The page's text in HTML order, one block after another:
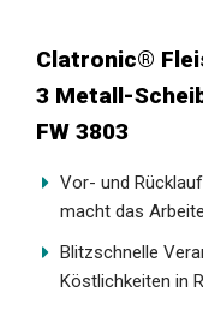
Clatronic®
3 Metall-
FW 3803
Vor- und
macht das
Blitzschnelle
Köstlichkeiten in